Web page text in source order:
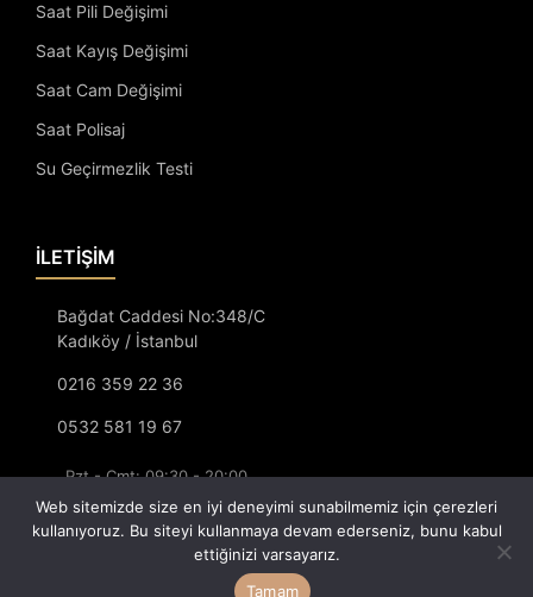
Saat Pili Değişimi
Saat Kayış Değişimi
Saat Cam Değişimi
Saat Polisaj
Su Geçirmezlik Testi
İLETİŞİM
Bağdat Caddesi No:348/C
Kadıköy / İstanbul
0216 359 22 36
0532 581 19 67
Pzt - Cmt: 09:30 - 20:00
Pazar: 12:00 - 20:00
Saatçi Arif Tüm Hakları Saklıdır.
Web sitemizde size en iyi deneyimi sunabilmemiz için çerezleri
kullanıyoruz. Bu siteyi kullanmaya devam ederseniz, bunu kabul
ettiğinizi varsayarız.
Tamam